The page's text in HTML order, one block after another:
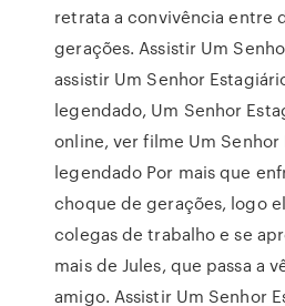
retrata a convivência entre
gerações. Assistir Um
assistir Um Senhor
legendado, Um Senhor
online, ver filme Um Senhor
legendado Por mais que
choque de gerações, logo
colegas de trabalho e se
mais de Jules, que passa a
amigo. Assistir Um Senhor